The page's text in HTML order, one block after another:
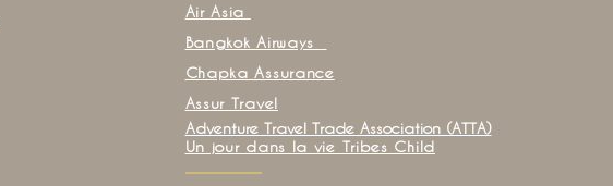
Air Asia
Bangkok Airways
Chapka Assurance
Assur Travel
Adventure Travel Trade Association (ATTA)
Un jour dans la vie Tribes Child